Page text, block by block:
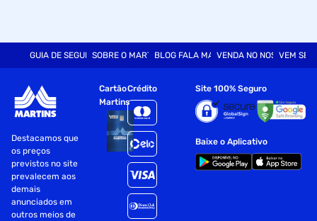
GUIA DE SEGURANÇASOBRE O MARTINSBLOG FALA MARTVENDA NO NOSSO SITE
VEM SER
Destacamos que
os preços
previstos no site
prevalecem aos
demais
anunciados em
outros meios de
Cartão
Martins
Crédito Site 100% Seguro
Baixe o Aplicativo